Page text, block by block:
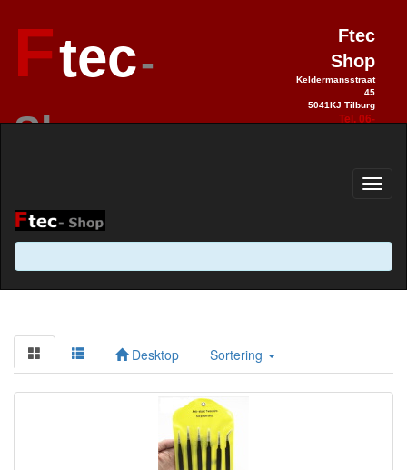
Ftec-
Shop
Ftec
Shop
Keldermansstraat
45
5041KJ Tilburg
Tel. 06-
Desktop Sortering